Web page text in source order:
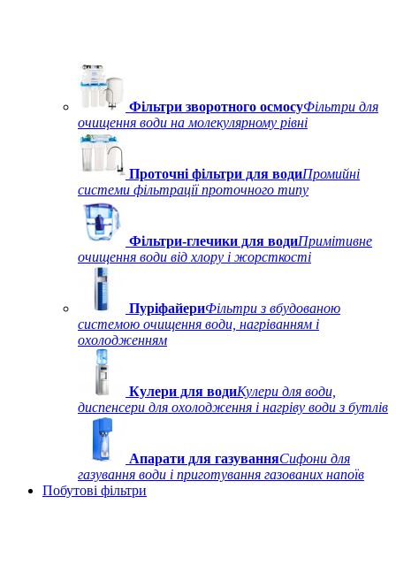
Фільтри зворотного осмосуФільтри для
очищення води на молекулярному рівні
Проточні фільтри для водиПромийні
системи фільтрації проточного типу
Фільтри-глечики для водиПримітивне
очищення води від хлору і жорсткості
ПуріфайериФільтри з вбудованою
системою очищення води, нагріванням і
охолодженням
Кулери для водиКулери для води,
диспенсери для охолодження і нагріву води з бутлів
Апарати для газуванняСифони для
газування води і приготування газованих напоїв
Побутові фільтри